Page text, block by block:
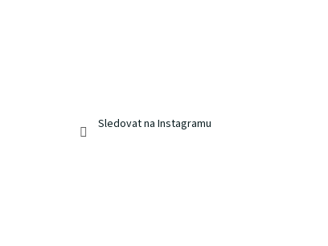
Sledovat na Instagramu